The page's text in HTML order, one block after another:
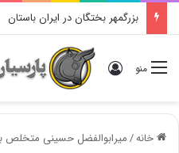
بزرگمهر بختگان در ایران باستان
منو ورود
خانه/میرابوالفضل حسینی متخلص